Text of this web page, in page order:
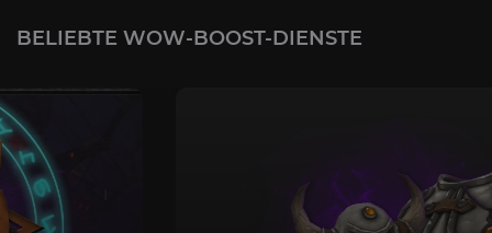
BELIEBTE WOW-BOOST-DIENSTE